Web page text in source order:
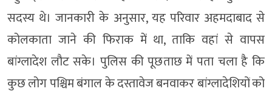
सदस्य थे। जानकारी के अनुसार, यह परिवार अहमदाबाद से
कोलकाता जाने की फिराक में था, ताकि वहां से वापस
बांग्लादेश लौट सके। पुलिस की पूछताछ में पता चला है कि
कुछ लोग पश्चिम बंगाल के दस्तावेज बनवाकर बांग्लादेशियों को